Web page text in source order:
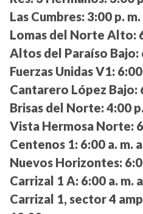
Las Cumbres: 3:00 p.
Lomas del Norte Alto:
Altos del Paraíso Bajo:
Fuerzas Unidas V1:
Cantarero López Bajo:
Brisas del Norte: 4:00
Vista Hermosa Norte:
Centenos 1: 6:00 a. m.
Nuevos Horizontes:
Carrizal 1 A: 6:00 a. m.
Carrizal 1, sector 4